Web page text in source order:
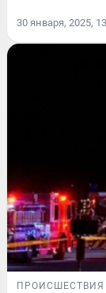
30 января, 2025,
ПРОИСШЕСТВИЯ